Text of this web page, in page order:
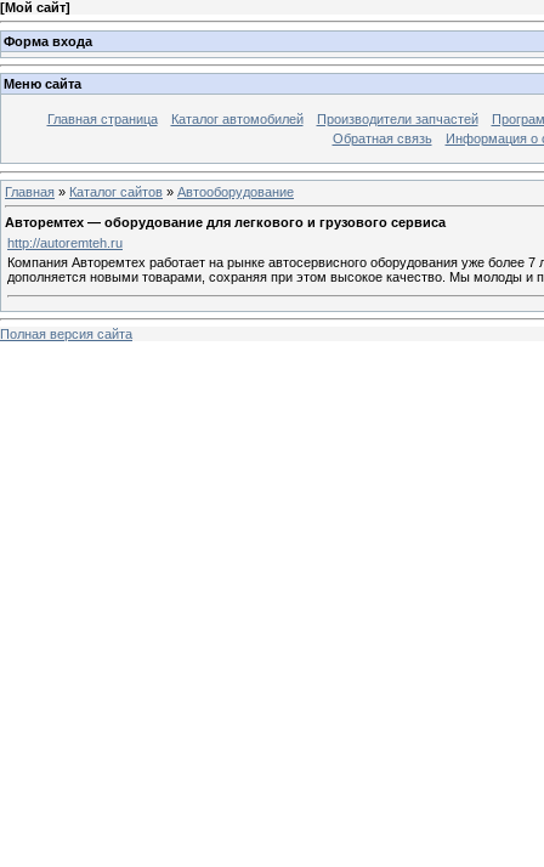
[Мой сайт]
Форма входа
Меню сайта
Главная страница Каталог автомобилей Производители запчастей
Обратная связь
Информация о
Главная » Каталог сайтов » Автооборудование
Авторемтех — оборудование для легкового и грузового сервиса
http://autoremteh.ru
Компания Авторемтех работает на рынке автосервисного оборудования уже более
дополняется новыми товарами, сохраняя при этом высокое качество. Мы молоды и
Полная версия сайта